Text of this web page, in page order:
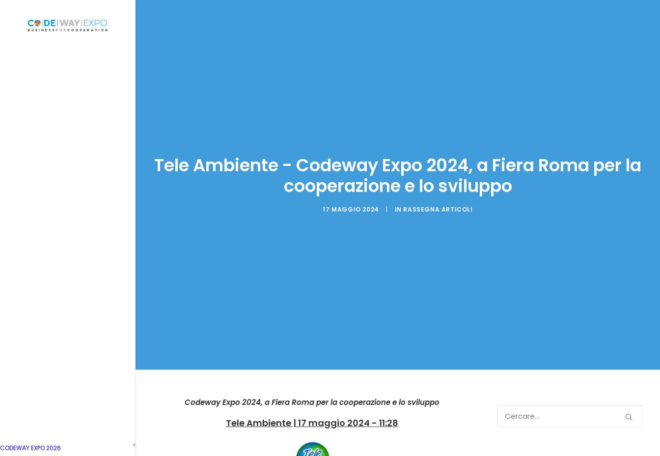
CODEWAY EXPO 2026
Tele Ambiente - Codeway Expo 2024, a Fiera Roma per la
cooperazione e lo sviluppo
17 MAGGIO 2024 | IN RASSEGNA ARTICOLI
Codeway Expo 2024, a Fiera Roma per la cooperazione e lo sviluppo
Tele Ambiente | 17 maggio 2024 - 11:28